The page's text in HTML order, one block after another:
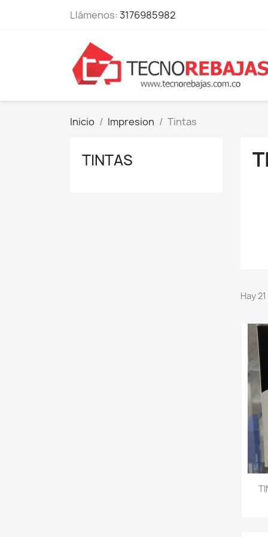
Llámenos:3176985982
Inicio Impresion Tintas
TINTAS
Hay